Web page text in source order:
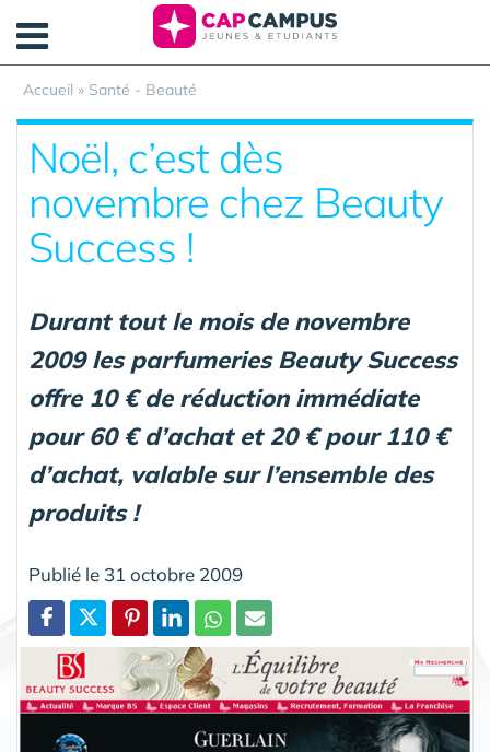
Accueil » Santé - Beauté
Noël, c’est dès
novembre chez Beauty
Success !
Durant tout le mois de novembre
2009 les parfumeries Beauty Success
offre 10 € de réduction immédiate
pour 60 € d’achat et 20 € pour 110 €
d’achat, valable sur l’ensemble des
produits !
Publié le 31 octobre 2009
Partager
Panneau de gestion des cookies